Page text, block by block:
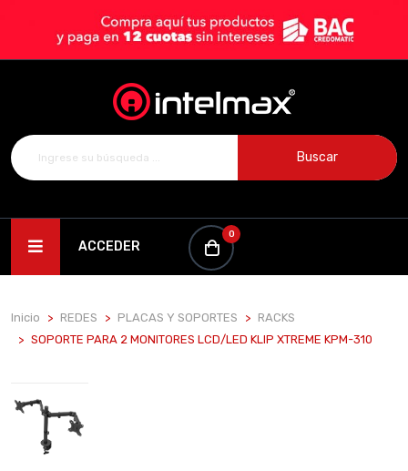
Buscar
ACCEDER
0
Inicio REDES PLACAS Y SOPORTES
RACKS
SOPORTE PARA 2 MONITORES LCD/LED KLIP XTREME KPM-310